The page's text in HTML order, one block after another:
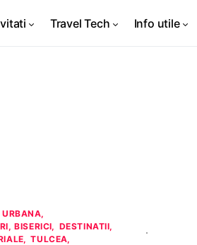
Travel Tech Info utile
BISERICI
DESTINATII
TULCEA